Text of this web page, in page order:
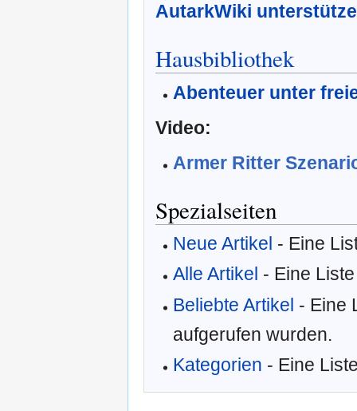
AutarkWiki
Hausbibliothek
Abenteuer unter
Video:
Armer Ritter
Spezialseiten
Neue Artikel - Eine
Alle Artikel - Eine
Beliebte Artikel - Eine
aufgerufen wurden.
Kategorien - Eine